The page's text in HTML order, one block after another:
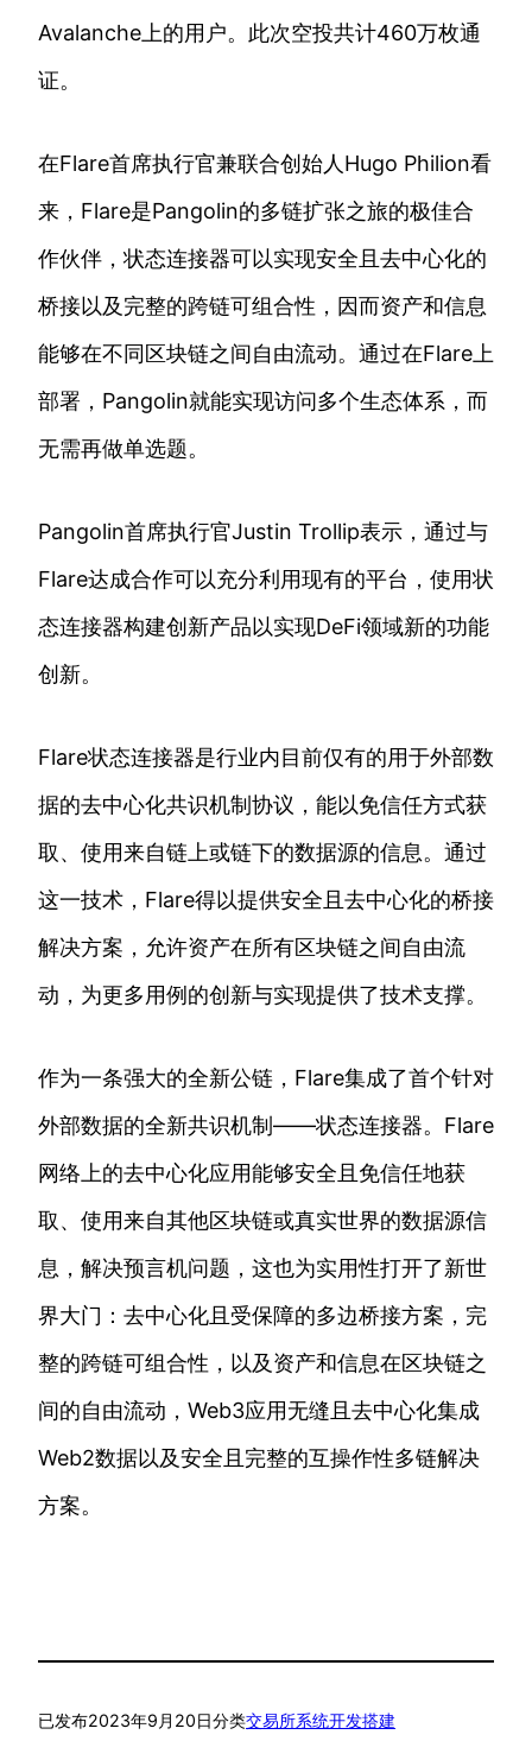
Avalanche上的用户。此次空投共计460万枚通
证。
在Flare首席执行官兼联合创始人Hugo Philion看
来，Flare是Pangolin的多链扩张之旅的极佳合
作伙伴，状态连接器可以实现安全且去中心化的
桥接以及完整的跨链可组合性，因而资产和信息
能够在不同区块链之间自由流动。通过在Flare上
部署，Pangolin就能实现访问多个生态体系，而
无需再做单选题。
Pangolin首席执行官Justin Trollip表示，通过与
Flare达成合作可以充分利用现有的平台，使用状
态连接器构建创新产品以实现DeFi领域新的功能
创新。
Flare状态连接器是行业内目前仅有的用于外部数
据的去中心化共识机制协议，能以免信任方式获
取、使用来自链上或链下的数据源的信息。通过
这一技术，Flare得以提供安全且去中心化的桥接
解决方案，允许资产在所有区块链之间自由流
动，为更多用例的创新与实现提供了技术支撑。
作为一条强大的全新公链，Flare集成了首个针对
外部数据的全新共识机制——状态连接器。Flare
网络上的去中心化应用能够安全且免信任地获
取、使用来自其他区块链或真实世界的数据源信
息，解决预言机问题，这也为实用性打开了新世
界大门：去中心化且受保障的多边桥接方案，完
整的跨链可组合性，以及资产和信息在区块链之
间的自由流动，Web3应用无缝且去中心化集成
Web2数据以及安全且完整的互操作性多链解决
方案。
已发布2023年9月20日分类交易所系统开发搭建